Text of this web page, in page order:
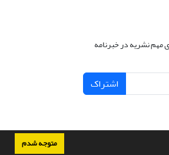
متوجه شدم
مهم نشریه در خبرنامه
اشتراک